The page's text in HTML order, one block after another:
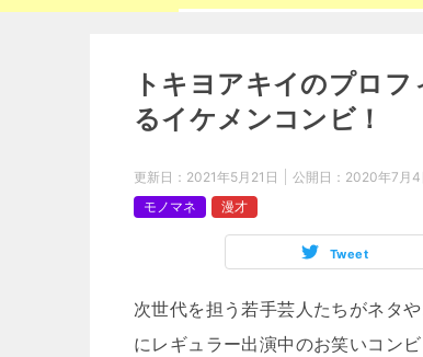
トキヨアキイのプロ
るイケメンコンビ！
更新日： 2021年5月21日 公開日： 2020年7月4
モノマネ
漫才
Tweet
次世代を担う若手芸人たちがネタ
にレギュラー出演中のお笑いコン